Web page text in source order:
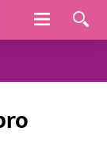
Navigace